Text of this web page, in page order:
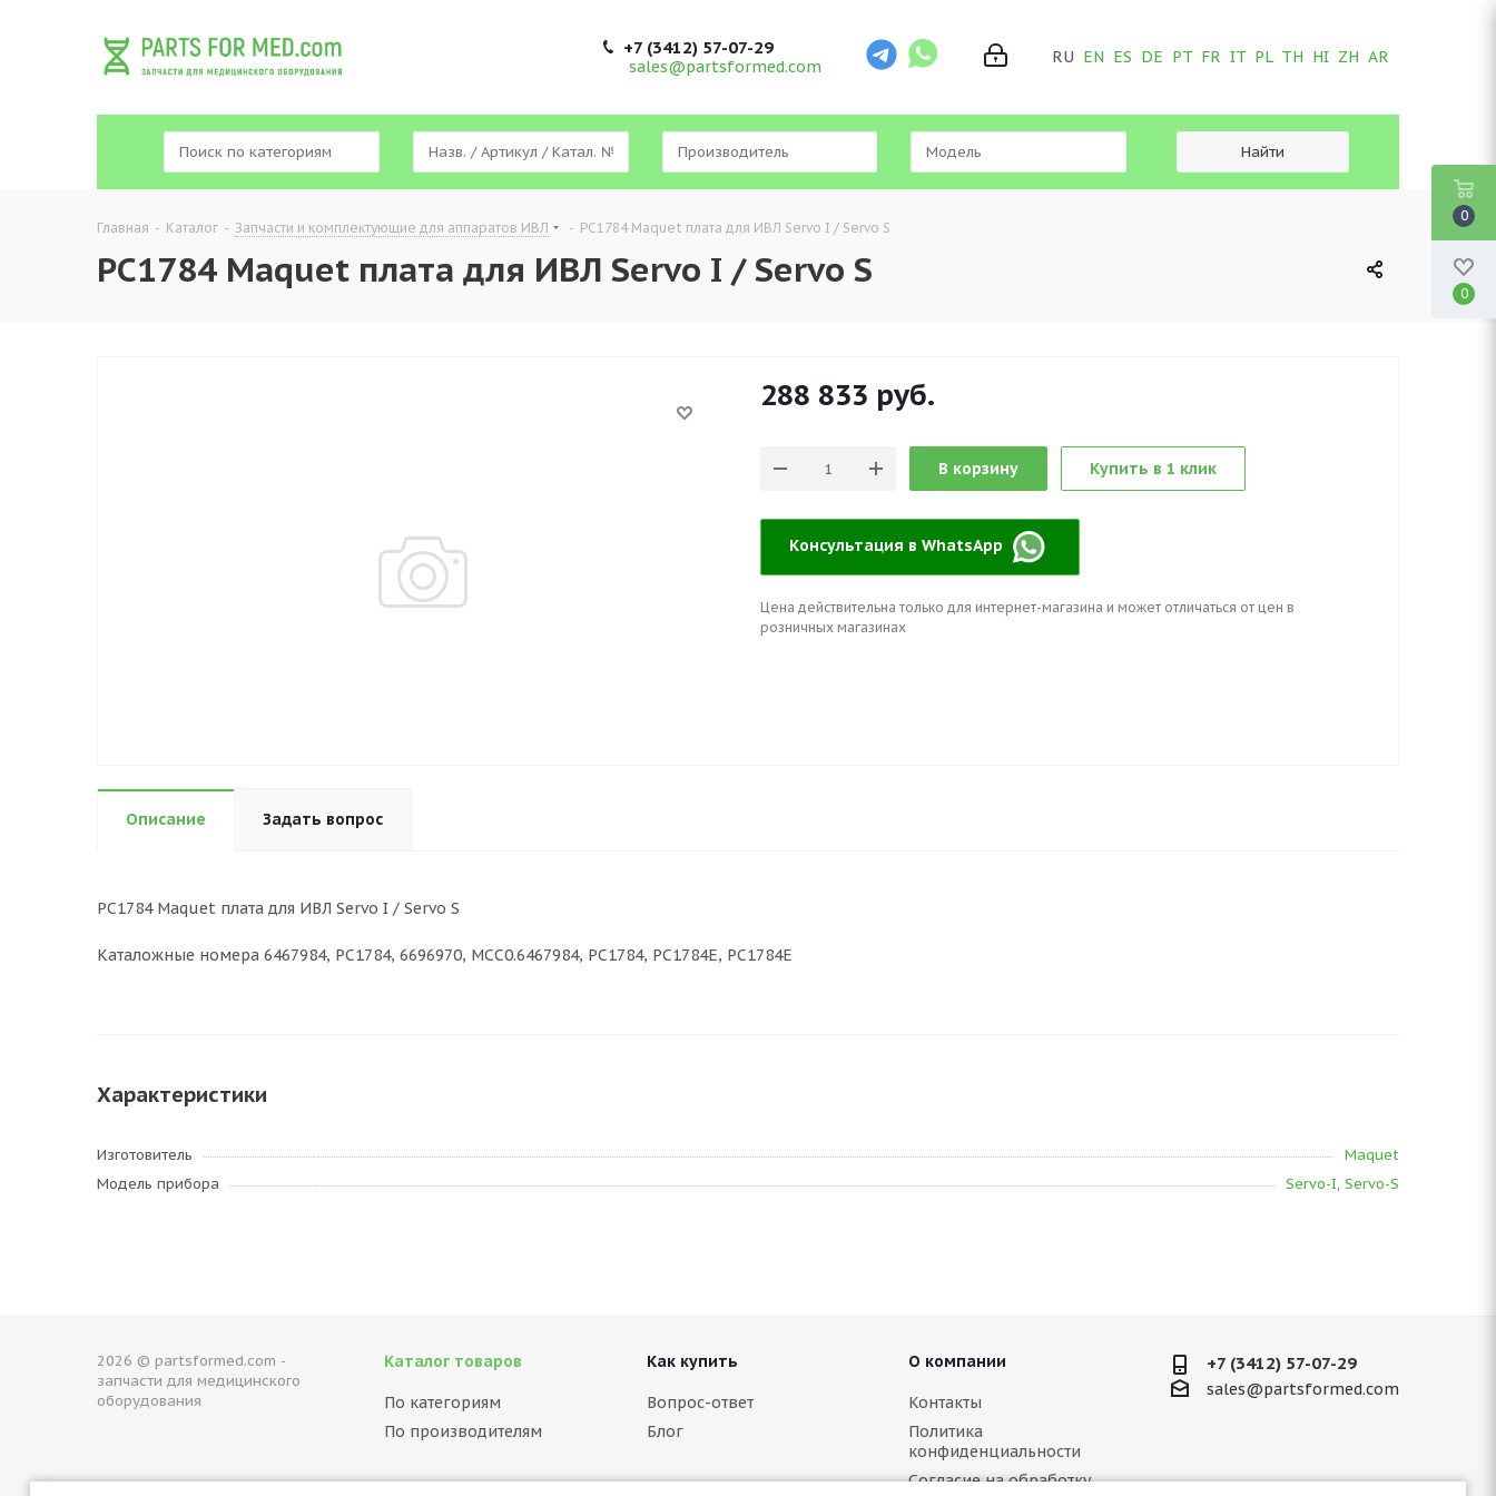
RU EN ES DE PT FR IT PL TH HI ZH AR
+7 (3412) 57-07-29
sales@partsformed.com
Главная - Каталог - Запчасти и комплектующие для аппаратов ИВЛ - PC1784 Maquet плата для ИВЛ Servo I / Servo S
PC1784 Maquet плата для ИВЛ Servo I / Servo S
288 833 руб.
В корзину Купить в 1 клик
Консультация в WhatsApp
Цена действительна только для интернет-магазина и может отличаться от цен в
розничных магазинах
Описание Задать вопрос
PC1784 Maquet плата для ИВЛ Servo I / Servo S
Каталожные номера 6467984, PC1784, 6696970, MCC0.6467984, РС1784, РС1784Е, PC1784E
Характеристики
Изготовитель
Maquet
Модель прибора
Servo-I, Servo-S
2026 © partsformed.com -
запчасти для медицинского
оборудования
Каталог товаров
По категориям
По производителям
Как купить
Вопрос-ответ
Блог
О компании
Контакты
Политика
конфиденциальности
Согласие на обработку
+7 (3412) 57-07-29
sales@partsformed.com
0
0